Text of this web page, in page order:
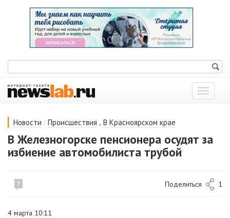
Показать
меню
Новости / Происшествия , В Красноярском крае
В Железногорске пенсионера осудят за
избиение автомобилиста трубой
7 Поделиться 1
4 марта 10:11